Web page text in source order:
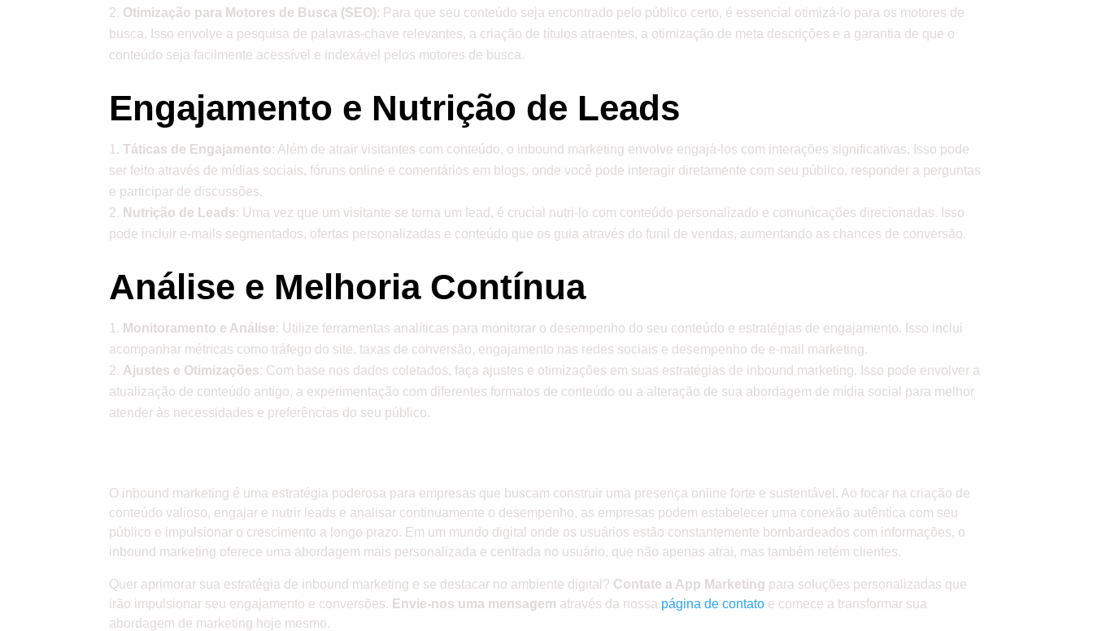
Otimização para Motores de Busca (SEO): Para que seu conteúdo seja encontrado pelo público certo, é essencial otimizá-lo para os motores de
busca. Isso envolve a pesquisa de palavras-chave relevantes, a criação de títulos atraentes, a otimização de meta descrições e a garantia de que o
conteúdo seja facilmente acessível e indexável pelos motores de busca.
Engajamento e Nutrição de Leads
Táticas de Engajamento: Além de atrair visitantes com conteúdo, o inbound marketing envolve engajá-los com interações significativas. Isso pode
ser feito através de mídias sociais, fóruns online e comentários em blogs, onde você pode interagir diretamente com seu público, responder a perguntas
e participar de discussões.
Nutrição de Leads: Uma vez que um visitante se torna um lead, é crucial nutri-lo com conteúdo personalizado e comunicações direcionadas. Isso
pode incluir e-mails segmentados, ofertas personalizadas e conteúdo que os guia através do funil de vendas, aumentando as chances de conversão.
Análise e Melhoria Contínua
Monitoramento e Análise: Utilize ferramentas analíticas para monitorar o desempenho do seu conteúdo e estratégias de engajamento. Isso inclui
acompanhar métricas como tráfego do site, taxas de conversão, engajamento nas redes sociais e desempenho de e-mail marketing.
Ajustes e Otimizações: Com base nos dados coletados, faça ajustes e otimizações em suas estratégias de inbound marketing. Isso pode envolver a
atualização de conteúdo antigo, a experimentação com diferentes formatos de conteúdo ou a alteração de sua abordagem de mídia social para melhor
atender às necessidades e preferências do seu público.
O inbound marketing é uma estratégia poderosa para empresas que buscam construir uma presença online forte e sustentável. Ao focar na criação de
conteúdo valioso, engajar e nutrir leads e analisar continuamente o desempenho, as empresas podem estabelecer uma conexão autêntica com seu
público e impulsionar o crescimento a longo prazo. Em um mundo digital onde os usuários estão constantemente bombardeados com informações, o
inbound marketing oferece uma abordagem mais personalizada e centrada no usuário, que não apenas atrai, mas também retém clientes.
Quer aprimorar sua estratégia de inbound marketing e se destacar no ambiente digital? Contate a App Marketing para soluções personalizadas que
irão impulsionar seu engajamento e conversões. Envie-nos uma mensagem através da nossa página de contato e comece a transformar sua
abordagem de marketing hoje mesmo.